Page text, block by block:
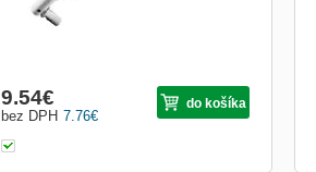
7.76€
bez DPH
9.54€ do košíka